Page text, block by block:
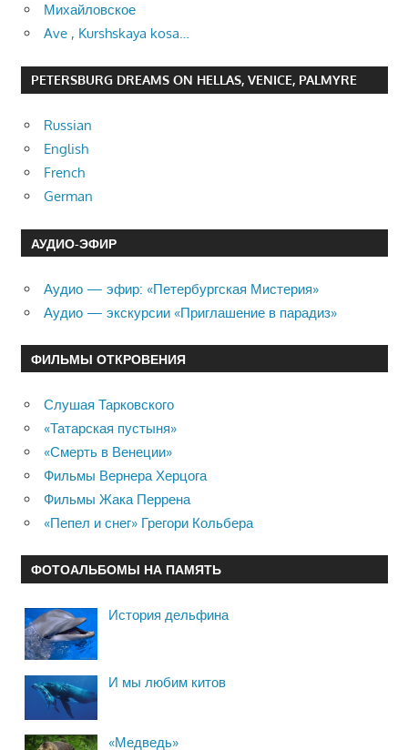
Михайловское
Ave , Kurshskaya kosa…
PETERSBURG DREAMS ON HELLAS, VENICE, PALMYRE
Russian
English
French
German
АУДИО-ЭФИР
Аудио — эфир: «Петербургская Мистерия»
Аудио — экскурсии «Приглашение в парадиз»
ФИЛЬМЫ ОТКРОВЕНИЯ
Слушая Тарковского
«Татарская пустыня»
«Смерть в Венеции»
Фильмы Вернера Херцога
Фильмы Жака Перрена
«Пепел и снег» Грегори Кольбера
ФОТОАЛЬБОМЫ НА ПАМЯТЬ
История дельфина
И мы любим китов
«Медведь»